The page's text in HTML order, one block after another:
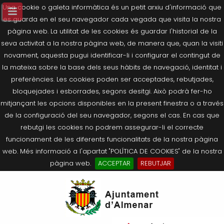
Una cookie o galeta informàtica és un petit arxiu d'informació que
es guarda en el seu navegador cada vegada que visita la nostra
pàgina web. La utilitat de les cookies és guardar l'historial de la
seva activitat a la nostra pàgina web, de manera que, quan la visiti
novament, aquesta pugui identificar-li i configurar el contingut de
la mateixa sobre la base dels seus hàbits de navegació, identitat i
preferències. Les cookies poden ser acceptades, rebutjades,
bloquejades i esborrades, segons desitgi. Això podrà fer-ho
mitjançant les opcions disponibles en la present finestra o a través
de la configuració del seu navegador, segons el cas. En cas que
rebutgi les cookies no podrem assegurar-li el correcte
funcionament de les diferents funcionalitats de la nostra pàgina
web. Més informació a l'apartat "POLÍTICA DE COOKIES" de la nostra
pàgina web.
ACCEPTAR
REBUTJAR
Salutació de l’Alcaldessa
Composició Consistori
Agricultura, Ramaderia i Medi
Què és la Seu Electrònica?
Últimes publicacions